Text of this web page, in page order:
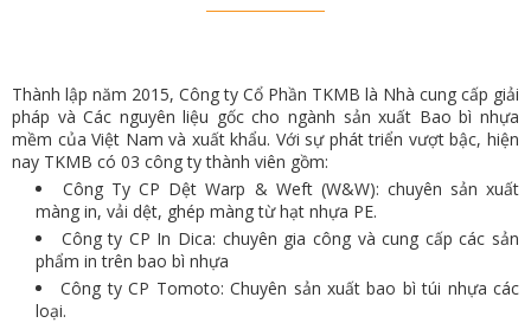
Thành lập năm 2015, Công ty Cổ Phần TKMB là Nhà cung cấp giải
pháp và Các nguyên liệu gốc cho ngành sản xuất Bao bì nhựa
mềm của Việt Nam và xuất khẩu. Với sự phát triển vượt bậc, hiện
nay TKMB có 03 công ty thành viên gồm:
Công Ty CP Dệt Warp & Weft (W&W): chuyên sản xuất
màng in, vải dệt, ghép màng từ hạt nhựa PE.
Công ty CP In Dica: chuyên gia công và cung cấp các sản
phẩm in trên bao bì nhựa
Công ty CP Tomoto: Chuyên sản xuất bao bì túi nhựa các
loại.